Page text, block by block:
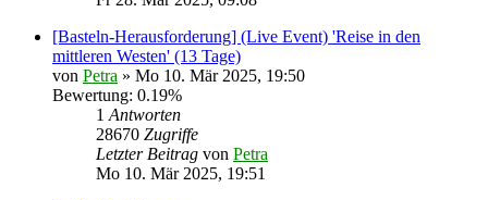
[Basteln-Herausforderung] (Live Event) 'Reise in den
mittleren Westen' (13 Tage)
von Petra » Mo 10. Mär 2025, 19:50
Bewertung: 0.19%
1 Antworten
28670 Zugriffe
Letzter Beitrag von Petra
Mo 10. Mär 2025, 19:51